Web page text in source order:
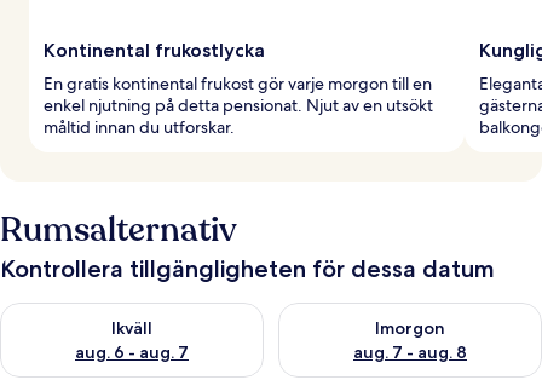
Kontinental frukostlycka
En gratis kontinental frukost gör varje morgon till en
enkel njutning på detta pensionat. Njut av en utsökt
måltid innan du utforskar.
Rumsalternativ
Kontrollera tillgängligheten för dessa datum
Ikväll
aug. 6 - aug. 7
Kontrollera tillgängligheten för ikväll aug. 6 - aug. 7
Imorgon
aug. 7 - aug. 8
Kontrollera tillgängligheten